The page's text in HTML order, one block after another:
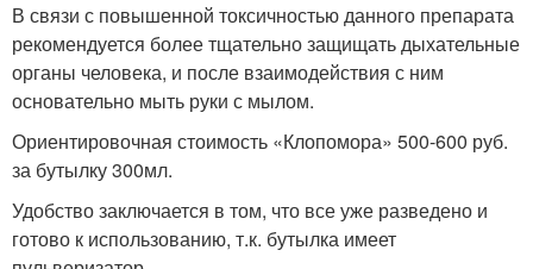
В связи с повышенной токсичностью данного препарата
рекомендуется более тщательно защищать дыхательные
органы человека, и после взаимодействия с ним
основательно мыть руки с мылом.
Ориентировочная стоимость «Клопомора» 500-600 руб.
за бутылку 300мл.
Удобство заключается в том, что все уже разведено и
готово к использованию, т.к. бутылка имеет